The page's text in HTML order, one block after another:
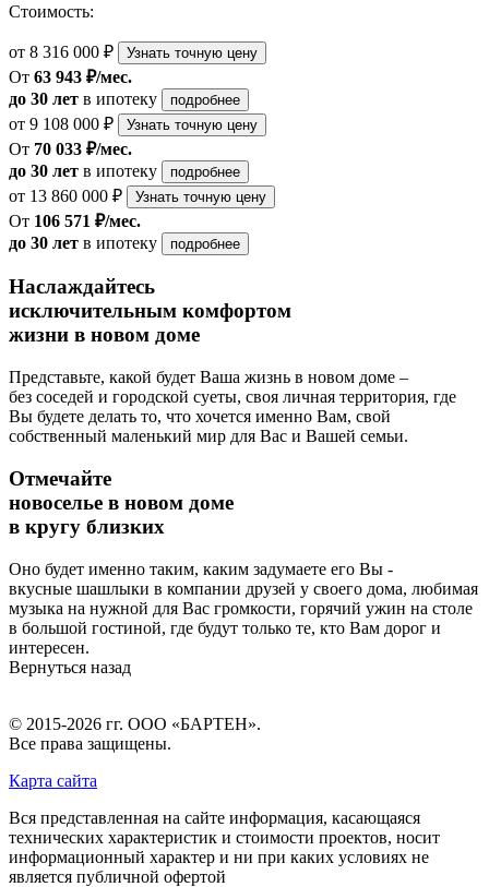
Стоимость:
от 8 316 000 ₽ Узнать точную цену
От 63 943 ₽/мес.
до 30 лет в ипотеку подробнее
от 9 108 000 ₽ Узнать точную цену
От 70 033 ₽/мес.
до 30 лет в ипотеку подробнее
от 13 860 000 ₽ Узнать точную цену
От 106 571 ₽/мес.
до 30 лет в ипотеку подробнее
Наслаждайтесь
исключительным комфортом
жизни в новом доме
Представьте, какой будет Ваша жизнь в новом доме –
без соседей и городской суеты, своя личная территория, где
Вы будете делать то, что хочется именно Вам, свой
собственный маленький мир для Вас и Вашей семьи.
Отмечайте
новоселье в новом доме
в кругу близких
Оно будет именно таким, каким задумаете его Вы -
вкусные шашлыки в компании друзей у своего дома, любимая
музыка на нужной для Вас громкости, горячий ужин на столе
в большой гостиной, где будут только те, кто Вам дорог и
интересен.
Вернуться назад
© 2015-2026 гг. ООО «БАРТЕН».
Все права защищены.
Карта сайта
Вся представленная на сайте информация, касающаяся
технических характеристик и стоимости проектов, носит
информационный характер и ни при каких условиях не
является публичной офертой